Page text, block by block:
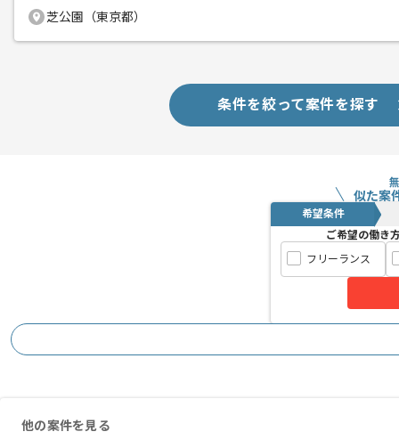
芝公園（東京都）
条件を絞って案件を探す
似た案
希望条件
ご希望の働き
フリーランス
他の案件を見る